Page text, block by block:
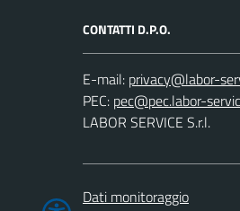
CONTATTI D.P.O.
E-mail:
PEC:
LABOR SERVICE S.r.l.
Dati monitoraggio